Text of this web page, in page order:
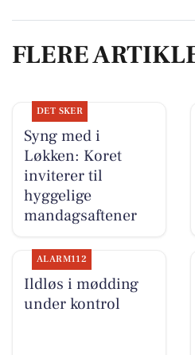
FLERE
DET SKER
Syng med i
Løkken: Koret
inviterer til
hyggelige
mandagsaftener
ALARM112
Ildløs i mødding
under kontrol